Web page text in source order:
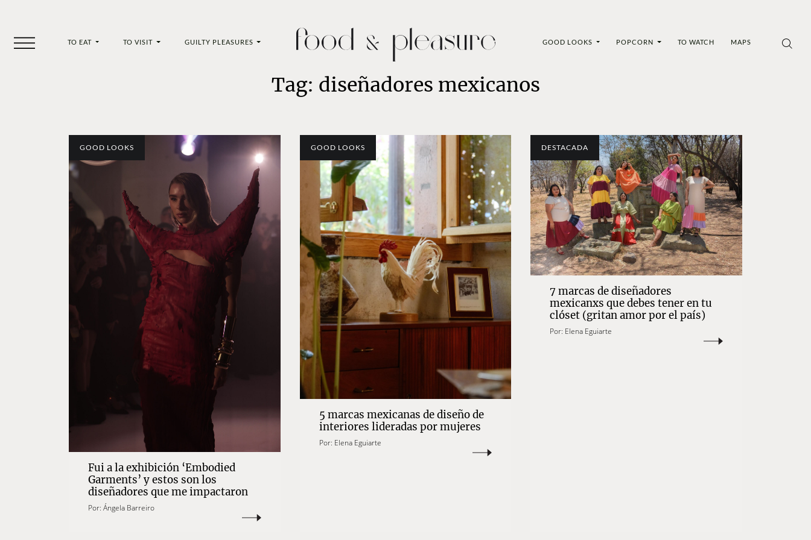
TO EAT TO VISIT GUILTY PLEASURES GOOD LOOKS POPCORN TO WATCH MAPS
Tag: diseñadores mexicanos
GOOD LOOKS
Fui a la exhibición ‘Embodied
Garments’ y estos son los
diseñadores que me impactaron
Por: Ángela Barreiro
GOOD LOOKS
5 marcas mexicanas de diseño de
interiores lideradas por mujeres
Por: Elena Eguiarte
DESTACADA
7 marcas de diseñadores
mexicanxs que debes tener en tu
clóset (gritan amor por el país)
Por: Elena Eguiarte